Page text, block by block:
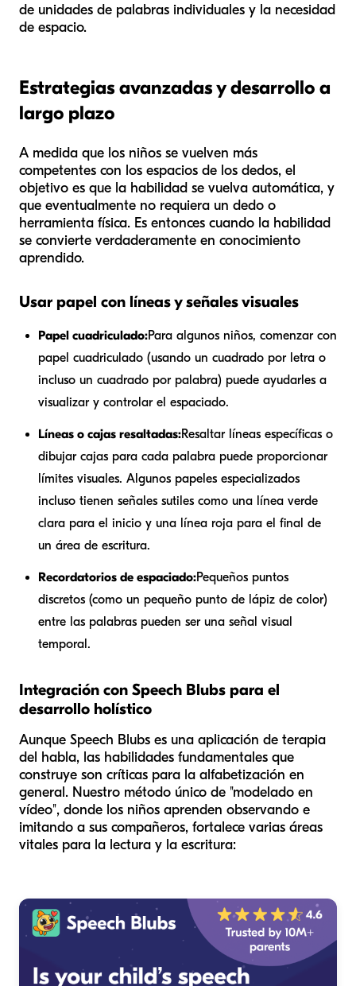
de unidades de palabras individuales y la necesidad
de espacio.
Estrategias avanzadas y desarrollo a
largo plazo
A medida que los niños se vuelven más
competentes con los espacios de los dedos, el
objetivo es que la habilidad se vuelva automática, y
que eventualmente no requiera un dedo o
herramienta física. Es entonces cuando la habilidad
se convierte verdaderamente en conocimiento
aprendido.
Usar papel con líneas y señales visuales
Papel cuadriculado:Para algunos niños, comenzar con
papel cuadriculado (usando un cuadrado por letra o
incluso un cuadrado por palabra) puede ayudarles a
visualizar y controlar el espaciado.
Líneas o cajas resaltadas:Resaltar líneas específicas o
dibujar cajas para cada palabra puede proporcionar
límites visuales. Algunos papeles especializados
incluso tienen señales sutiles como una línea verde
clara para el inicio y una línea roja para el final de
un área de escritura.
Recordatorios de espaciado:Pequeños puntos
discretos (como un pequeño punto de lápiz de color)
entre las palabras pueden ser una señal visual
temporal.
Integración con Speech Blubs para el
desarrollo holístico
Aunque Speech Blubs es una aplicación de terapia
del habla, las habilidades fundamentales que
construye son críticas para la alfabetización en
general. Nuestro método único de "modelado en
vídeo", donde los niños aprenden observando e
imitando a sus compañeros, fortalece varias áreas
vitales para la lectura y la escritura: